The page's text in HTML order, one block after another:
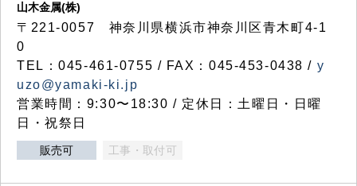
山木金属(株)
〒221-0057 神奈川県横浜市神奈川区青木町4-1
0
TEL：045-461-0755 / FAX：045-453-0438 / y
uzo@yamaki-ki.jp
営業時間：9:30〜18:30 / 定休日：土曜日・日曜
日・祝祭日
販売可 工事・取付可